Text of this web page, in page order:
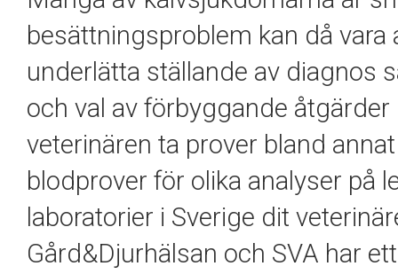
besättningsproblem kan då
underlätta ställande av diagnos
och val av förbyggande
veterinären ta prover bland
blodprover för olika analyser på
laboratorier i Sverige dit
Gård&Djurhälsan och SVA har